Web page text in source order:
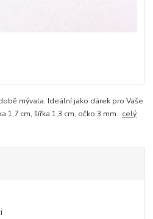
mývala. Ideální jako dárek pro Vaše
1,7 cm, šířka 1,3 cm, očko 3 mm. celý